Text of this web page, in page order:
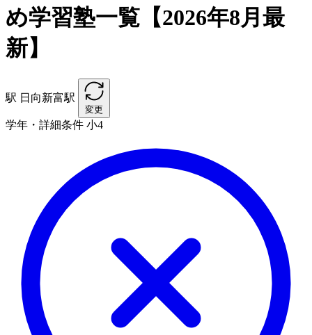
め学習塾一覧【2026年8月最
新】
駅 日向新富駅
変更
学年・詳細条件 小4